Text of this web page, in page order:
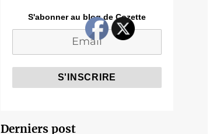
S'abonner au blog de Cozette
Derniers post